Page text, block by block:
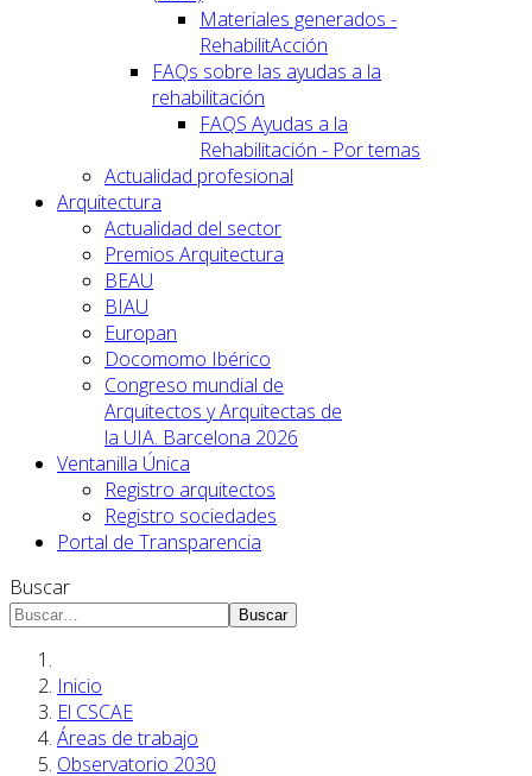
Materiales generados -
RehabilitAcción
FAQs sobre las ayudas a la
rehabilitación
FAQS Ayudas a la
Rehabilitación - Por temas
Actualidad profesional
Arquitectura
Actualidad del sector
Premios Arquitectura
BEAU
BIAU
Europan
Docomomo Ibérico
Congreso mundial de
Arquitectos y Arquitectas de
la UIA. Barcelona 2026
Ventanilla Única
Registro arquitectos
Registro sociedades
Portal de Transparencia
Buscar
Buscar
Inicio
El CSCAE
Áreas de trabajo
Observatorio 2030